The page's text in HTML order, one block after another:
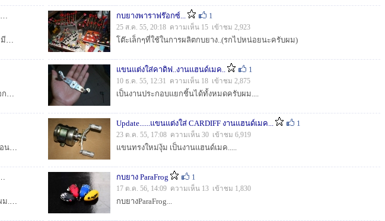
กราบสวัสดี.. :prost: :prost: น้าๆป้าๆที่เคารพทุกท่านครับผม .. วันนี้ผมมีทริปตกปลากระพงที่ บ่อหนุ่ม มาฝากครับผม... มีการแบ่งทีมดวลกัน ในระยะเวลา ตั้...
กราบสวัสดี น้าๆๆป้าๆๆที่น่ารักทุกๆๆท่านครับผม...เนื่องจากผมได้มีโอกาสไปแก่งกระจานเลยหาหมายสวยๆที่พักแจ่มๆบรรยากาศดีๆมาฝากครับ...ตั้งใจจะไปแค่เช้ากลับเ...
เนื่องจากวันที่13-15 เมษายน 2555นี้.มีโอกาสไปเที่ยวสังขละบุรีกับเพื่อนๆๆมาล่องแพตกปลากันและไปเที่ยวตามสถานที่ต่างๆๆเลยมีเรื่องราวสิ่งที่ประทับใจในการเ...
น้าๆท่านไหนชอบเลี้ยงปลาบ้างแล้วส่วนใหญ่ชอบเลี้ยงปลาอะไรครับผม...... :smile: :smile: :grin: :grin:...
กบยางพาราฟร๊อกซ์... 1
25 ส.ค. 55, 20:18 ความเห็น 15 เข้าชม 2,923
โต๊ะเล็กๆที่ใช้ในการผลิตกบยาง..(รกไปหน่อยนะครับผม)
แขนแต่งใส่คาดิฟ..งานแฮนด์เมค.. 1
10 ธ.ค. 55, 12:31 ความเห็น 18 เข้าชม 2,875
เป็นงานประกอบแยกชิ้นได้ทั้งหมดครับผม....
Update......แขนแต่งใส่ CARDIFF งานแฮนด์เมค... 1
23 ต.ค. 55, 17:08 ความเห็น 30 เข้าชม 6,919
แขนทรงใหม่งุ้ม เป็นงานแฮนด์เมค.....
กบยาง ParaFrog 1
17 ต.ค. 56, 14:09 ความเห็น 13 เข้าชม 1,830
กบยางParaFrog...